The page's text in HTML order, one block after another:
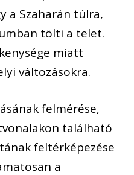
a Szaharán túlra,
tölti a telet.
miatt
változásokra.
felmérése,
található
feltérképezése
a